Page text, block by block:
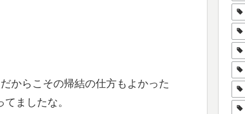
からこその帰結の仕方もよかった
ましたな。